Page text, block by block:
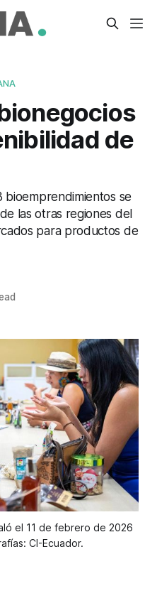
de
bioemprendimientos se
las otras regiones del
para productos de
el 11 de febrero de 2026
CI-Ecuador.